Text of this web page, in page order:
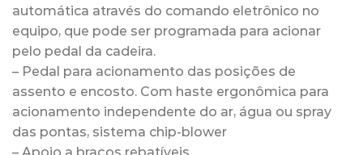
automática através do comando eletrônico no
equipo, que pode ser programada para acionar
pelo pedal da cadeira.
– Pedal para acionamento das posições de
assento e encosto. Com haste ergonômica para
acionamento independente do ar, água ou spray
das pontas, sistema chip-blower